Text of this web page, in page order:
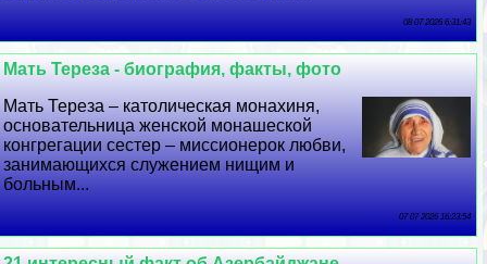
08 07 2026 6:31:43
Мать Тереза - биография, факты, фото
Мать Тереза – католическая монахиня,
основательница женской монашеской
конгрегации сестер – миссионерок любви,
занимающихся служением нищим и
больным...
07 07 2026 16:23:54